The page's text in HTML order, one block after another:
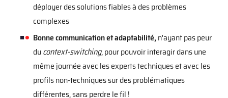
déployer des solutions fiables à des problèmes
complexes
Bonne communication et adaptabilité, n'ayant pas peur
ducontext-switching, pour pouvoir interagir dans une
même journée avec les experts techniques et avec les
profils non-techniques sur des problématiques
différentes, sans perdre le fil !